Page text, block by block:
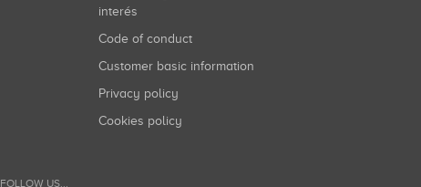
interés
Code of conduct
Customer basic information
Privacy policy
Cookies policy
FOLLOW US...